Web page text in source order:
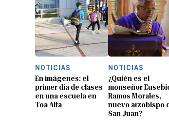
NOTICIAS
En imágenes: el
primer día de clases
en una escuela en
Toa Alta
NOTICIAS
¿Quién es el
monseñor
Ramos Morales,
nuevo arzobispo
San Juan?